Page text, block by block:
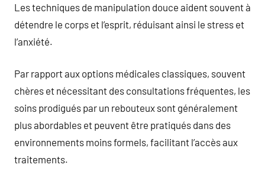
Les techniques de manipulation douce aident souvent à
détendre le corps et l’esprit, réduisant ainsi le stress et
l’anxiété.
Par rapport aux options médicales classiques, souvent
chères et nécessitant des consultations fréquentes, les
soins prodigués par un rebouteux sont généralement
plus abordables et peuvent être pratiqués dans des
environnements moins formels, facilitant l’accès aux
traitements.